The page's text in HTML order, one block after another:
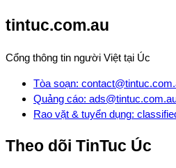
tintuc.com.au
Cổng thông tin người Việt tại Úc
Tòa soạn:
Quảng cáo:
Rao vặt & tuyển dụng:
Theo dõi TinTuc Úc